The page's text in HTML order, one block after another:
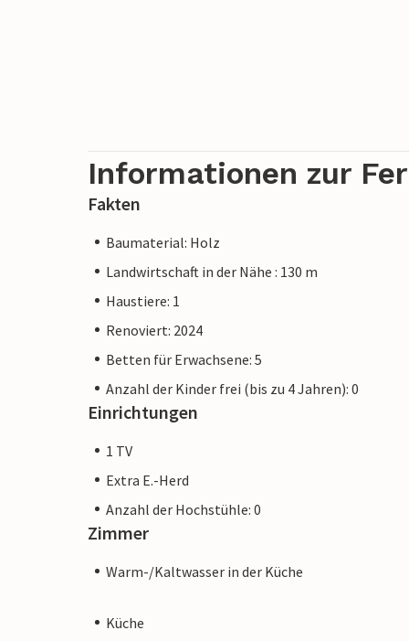
Informationen zur
Fakten
Baumaterial: Holz
Landwirtschaft in der Nähe : 130 m
Haustiere: 1
Renoviert: 2024
Betten für Erwachsene: 5
Anzahl der Kinder frei (bis zu 4 Jahren): 0
Einrichtungen
1 TV
Extra E.-Herd
Anzahl der Hochstühle: 0
Zimmer
Warm-/Kaltwasser in der Küche
Küche